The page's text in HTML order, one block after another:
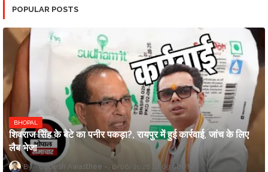
POPULAR POSTS
BHOPAL
शिवराज सिंह के बेटे का पनीर पकड़ा?, रायपुर में हुई कार्रवाई, जांच के लिए
लैब भेजा
Updesh Awasthee 8/06/2026 10:09:00 PM